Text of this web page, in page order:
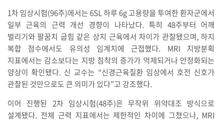
1차 임상시험(96주)에서는 6SL 하루 6g 고용량을 투여한 환자군에서
일부 근육의 근력 개선 경향이 나타났다. 특히 48주부터 어깨
벌리기와 팔꿈치 굽힘 같은 상지 근육에서 차이가 관찰됐으며, 하지
복합 점수에서도 유의성 임계치에 근접했다. MRI 지방분획
지표에서는 감소보다는 지방 침착의 증가가 억제되거나 안정화되는
양상이 확인됐다. 신 교수는 “신경근육질환 임상에서 호전 신호가
관찰된 것만으로도 큰 의미가 있다”고 강조했다.
이어 진행된 2차 임상시험(48주)은 무작위 위약대조 방식으로
설계됐다. 전체 근력 지표에서는 제한적인 차이에 그쳤으나, MRI